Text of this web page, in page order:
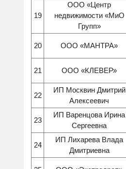
19
ООО «Центр
недвижимости «МиО
Групп»
20 ООО «МАНТРА»
21 ООО «КЛЕВЕР»
22
ИП Москвин Дмитрий
Алексеевич
23
ИП Варенцова Ирина
Сергеевна
24
ИП Лихарева Влада
Дмитриевна